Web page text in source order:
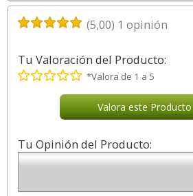
(5,00) 1 opinión
Tu Valoración del Producto:
*Valora de 1 a 5
Valora este Producto
Tu Opinión del Producto: